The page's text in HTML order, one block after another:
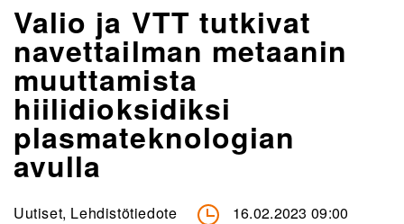
Valio ja VTT tutkivat
navettailman metaanin
muuttamista
hiilidioksidiksi
plasmateknologian
avulla
Uutiset, Lehdistötiedote 16.02.2023 09:00